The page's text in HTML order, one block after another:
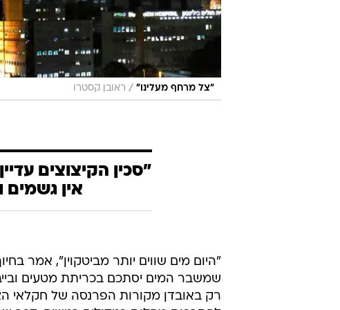
"צל מרחף מעלינו" / ראובן קסטרו
"סכין הקיצוצים
אין
"היום מים שווים יותר מביטקוין", אמר
שמשבר המים יסתכם בכריתת מטעים
רק באובדן מקורות הפרנסה של חקלאי